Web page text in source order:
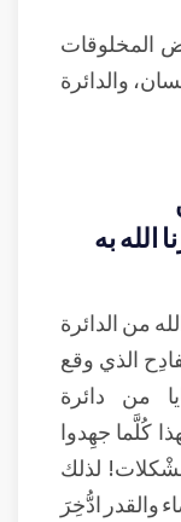
المخلوقات
والدائرة
الله به
من الدائرة
الذي وقع
من دائرة
كُلَّما جهِدوا
لذلك
والقدر ادُّخِرَ